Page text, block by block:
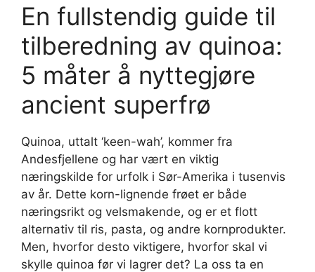
En fullstendig guide til
tilberedning av quinoa:
5 måter å nyttegjøre
ancient superfrø
Quinoa, uttalt ‘keen-wah’, kommer fra
Andesfjellene og har vært en viktig
næringskilde for urfolk i Sør-Amerika i tusenvis
av år. Dette korn-lignende frøet er både
næringsrikt og velsmakende, og er et flott
alternativ til ris, pasta, og andre kornprodukter.
Men, hvorfor desto viktigere, hvorfor skal vi
skylle quinoa før vi lagrer det? La oss ta en